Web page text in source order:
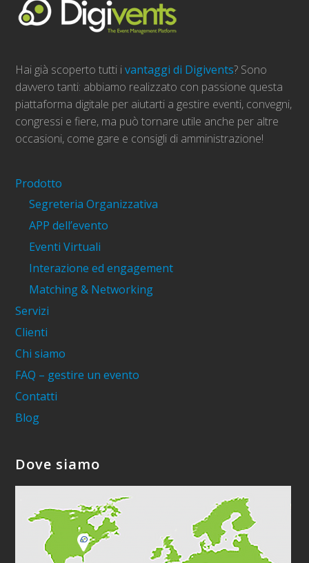
Hai già scoperto tutti ivantaggi di Digivents? Sono
davvero tanti: abbiamo realizzato con passione questa
piattaforma digitale per aiutarti a gestire eventi, convegni,
congressi e fiere, ma può tornare utile anche per altre
occasioni, come gare e consigli di amministrazione!
Prodotto
Segreteria Organizzativa
APP dell’evento
Eventi Virtuali
Interazione ed engagement
Matching & Networking
Servizi
Clienti
Chi siamo
FAQ – gestire un evento
Contatti
Blog
Dove siamo